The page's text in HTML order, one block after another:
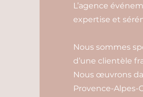
L’agence
expertise et
Nous sommes
d’une clientèle
Nous œuvrons
Provence-Alpes-